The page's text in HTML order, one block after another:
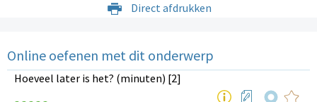
Direct afdrukken
Online oefenen met dit onderwerp
Hoeveel later is het? (minuten) [2]